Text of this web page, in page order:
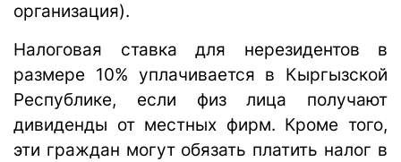
организация).
Налоговая ставка для нерезидентов в
размере 10% уплачивается в Кыргызской
Республике, если физ лица получают
дивиденды от местных фирм. Кроме того,
эти граждан могут обязать платить налог в